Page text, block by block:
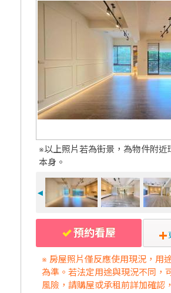
※以上照片若為街景，為物件附近
本身。
◄
預約看屋
※ 房屋照片僅反應使用現況，用
為準。若法定用途與現況不同，
風險，請購屋或承租前詳加確認